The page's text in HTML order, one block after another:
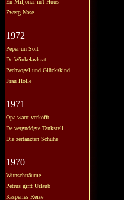
En Miljonär in't Huus
Zwerg Nase
1972
Peper un Solt
De Winkelavkaat
Pechvogel und Glückskind
Frau Holle
1971
Opa warrt verköfft
De vergnöögte Tankstell
Die zertanzten Schuhe
1970
Wunschträume
Petrus gifft Urlaub
Kasperles Reise